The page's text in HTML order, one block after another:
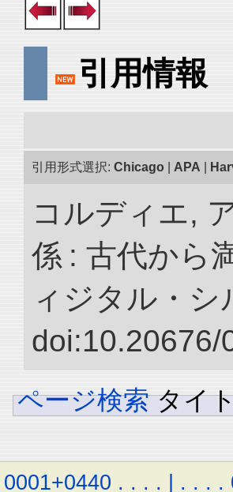
引用情報
引用形式選択: Chicago APA
コルディエ,
係 : 古代から
ィジタル・
doi:10.20676/
ページ検索 タイ
0001+0440 . . . . | . . . .